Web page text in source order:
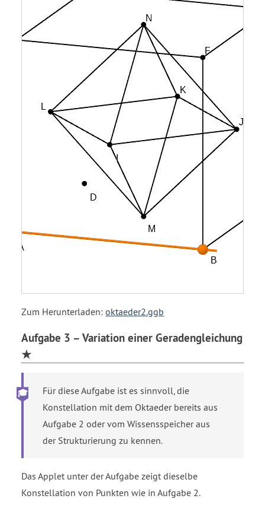
Zum Herunterladen: oktaeder2.ggb
Aufgabe 3 – Variation einer Geradengleichung
★
Für diese Aufgabe ist es sinnvoll, die
Konstellation mit dem Oktaeder bereits aus
Aufgabe 2 oder vom Wissensspeicher aus
der Strukturierung zu kennen.
Das Applet unter der Aufgabe zeigt dieselbe
Konstellation von Punkten wie in Aufgabe 2.